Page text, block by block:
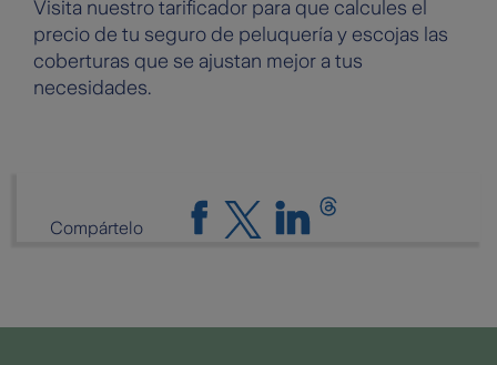
Visita nuestro tarificador para que calcules el
precio de tu seguro de peluquería y escojas las
coberturas que se ajustan mejor a tus
necesidades.
Compártelo